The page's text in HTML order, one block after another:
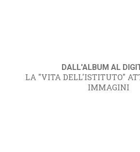
DALL'ALBUM AL
LA "VITA DELL'ISTITUTO"
IMMAGINI